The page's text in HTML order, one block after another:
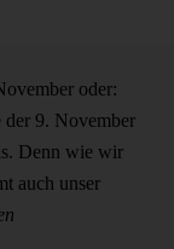
oder:
der 9. November
Denn wie wir
auch unser